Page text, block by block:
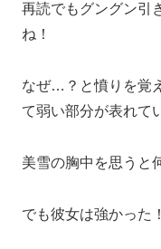
再読でもグングン引
ね！
なぜ…？と憤りを覚
て弱い部分が表れて
美雪の胸中を思うと
でも彼女は強かった！